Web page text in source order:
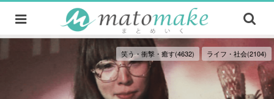
笑う・衝撃・癒す(4632) ライフ・社会(2104)